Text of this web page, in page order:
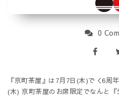
0
『京町茶屋』は7月7日(木)で＜6周
(木) 京町茶屋のお席限定でなんと